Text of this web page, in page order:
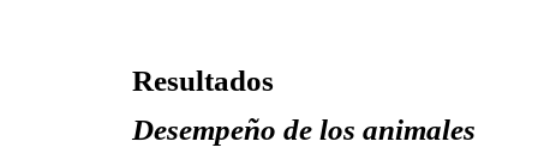
Resultados
Desempeño de los animales